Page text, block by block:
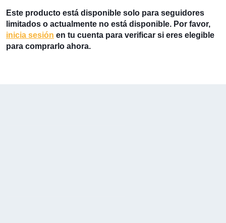
Este producto está disponible solo para seguidores
limitados o actualmente no está disponible. Por favor,
inicia sesión en tu cuenta para verificar si eres elegible
para comprarlo ahora.